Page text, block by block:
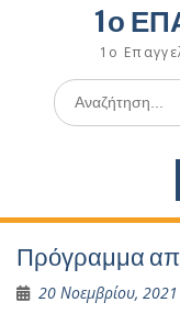
1ο
1ο
Search
for:
Πρόγραμμα
20 Νοεμβρίου, 2021